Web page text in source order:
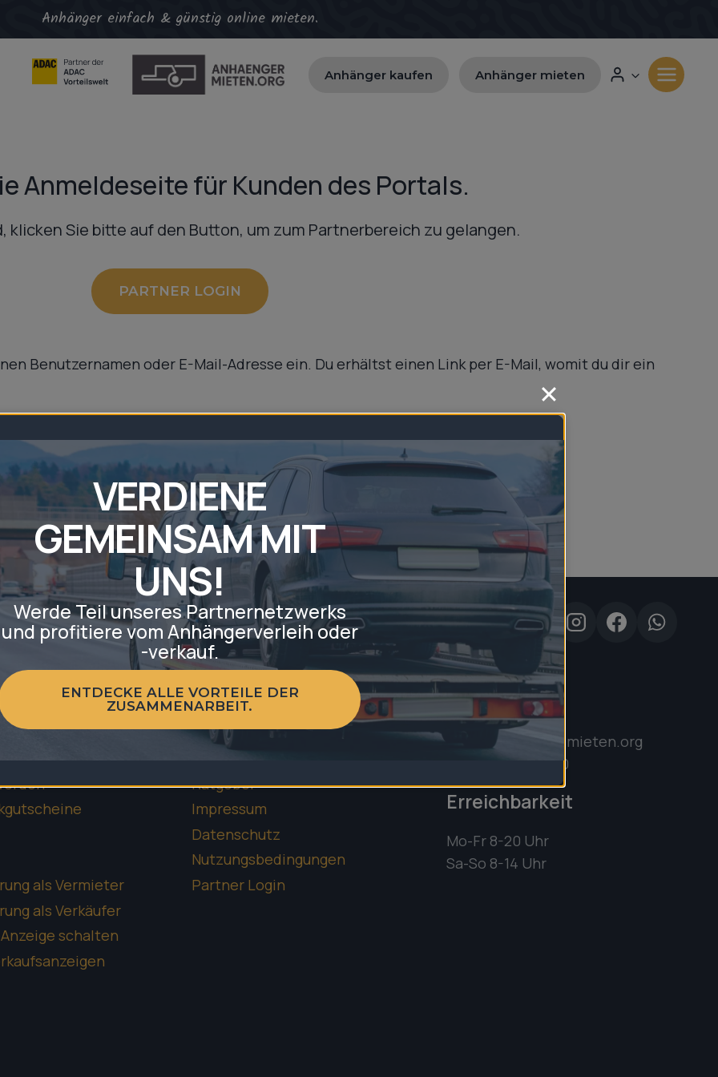
Anhänger einfach & günstig online mieten.
Anhänger kaufen Anhänger mieten
Anmeldeseite für Kunden des Portals.
klicken Sie bitte auf den Button, um zum Partnerbereich zu gelangen.
PARTNER LOGIN
Benutzernamen oder E-Mail-Adresse ein. Du erhältst einen Link per E-Mail, womit du dir ein
mieten
kaufen
als Vermieter
als Verkäufer
schalten
Nützliches
Standortübersicht
Führerschein-Rechner
Ratgeber
Impressum
Datenschutz
Nutzungsbedingungen
Partner Login
Kontakt
info@anhaenger-mieten.org
+49 176 7086 5430
Erreichbarkeit
Mo-Fr 8-20 Uhr
Sa-So 8-14 Uhr
VERDIENE
GEMEINSAM MIT
UNS!
Werde Teil unseres Partnernetzwerks
und profitiere vom Anhängerverleih oder
-verkauf.
ENTDECKE ALLE VORTEILE DER
ZUSAMMENARBEIT.